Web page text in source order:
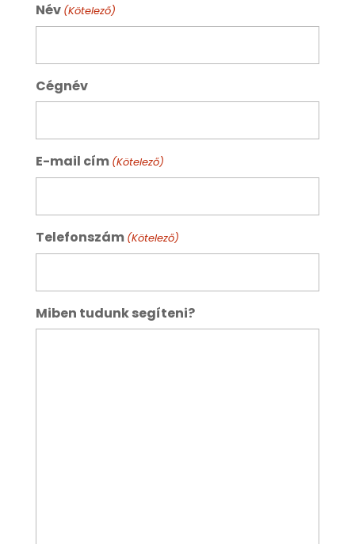
Név (Kötelező)
Cégnév
E-mail cím (Kötelező)
Telefonszám (Kötelező)
Miben tudunk segíteni?